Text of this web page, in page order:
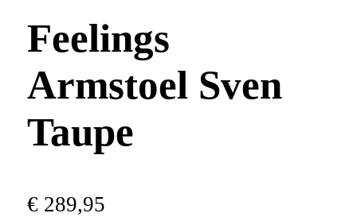
Feelings
Armstoel Sven
Taupe
€ 289,95